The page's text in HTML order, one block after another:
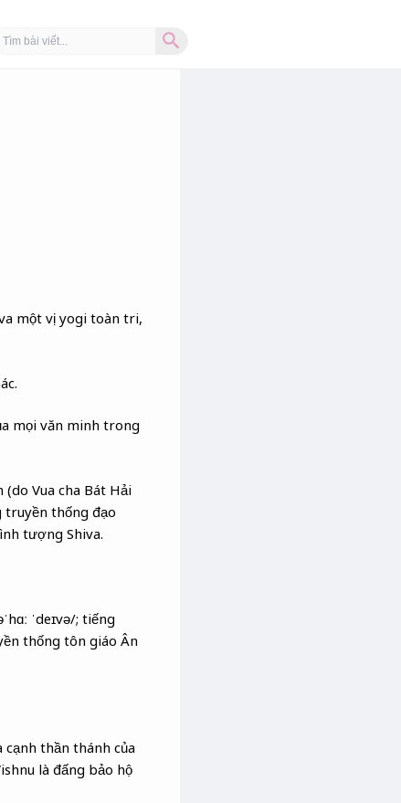
một vị yogi toàn tri,
mọi văn minh trong
Vua cha Bát Hải
truyền thống đạo
tượng Shiva.
ˈdeɪvə/; tiếng
thống tôn giáo Ân
thần thánh của
là đấng bảo hộ